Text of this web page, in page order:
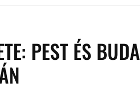
PEST ÉS BUDA